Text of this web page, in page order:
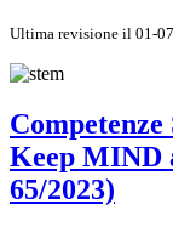
Ultima revisione il 01-
Keep MIND
65/2023)